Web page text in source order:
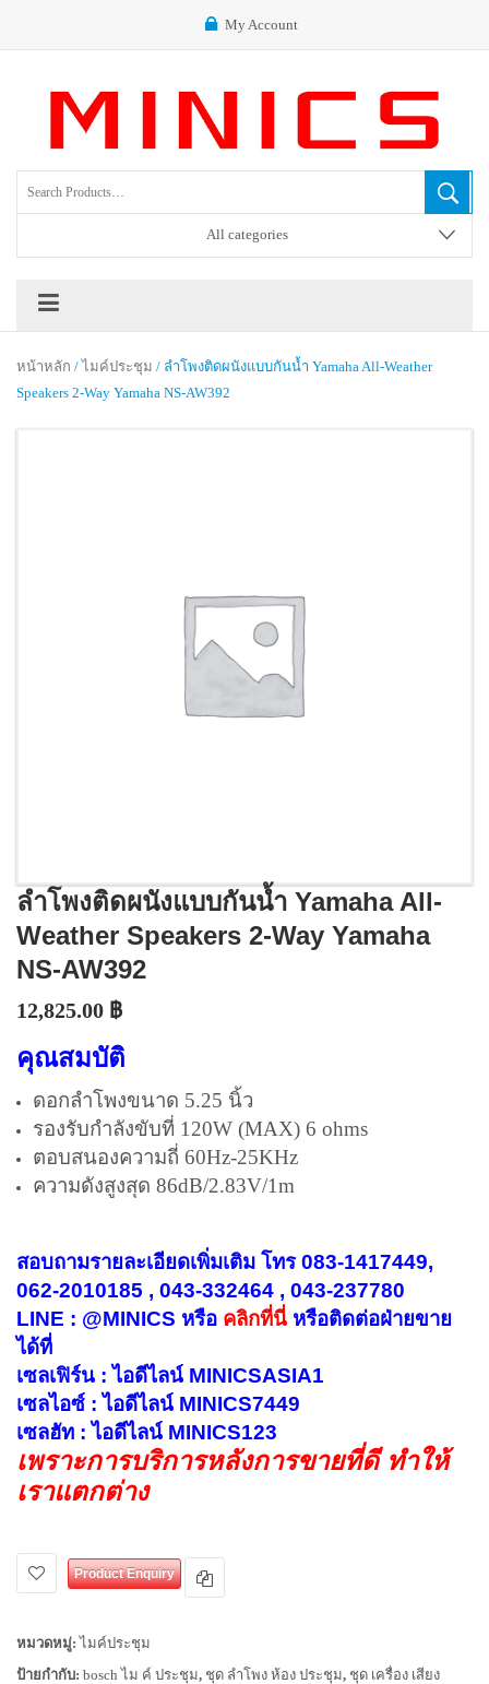
My Account
All categories
หน้าหลัก /ไมค์ประชุม / ลำโพงติดผนังแบบกันน้ำ Yamaha All-Weather
Speakers 2-Way Yamaha NS-AW392
ลำโพงติดผนังแบบกันน้ำ Yamaha All-
Weather Speakers 2-Way Yamaha
NS-AW392
12,825.00 ฿
คุณสมบัติ
ดอกลำโพงขนาด 5.25 นิ้ว
รองรับกำลังขับที่ 120W (MAX) 6 ohms
ตอบสนองความถี่ 60Hz-25KHz
ความดังสูงสุด 86dB/2.83V/1m
สอบถามรายละเอียดเพิ่มเติม โทร 083-1417449,
062-2010185 , 043-332464 , 043-237780
LINE : @MINICS หรือ คลิกที่นี่ หรือติดต่อฝ่ายขาย
ได้ที่
เซลเฟิร์น : ไอดีไลน์ MINICSASIA1
เซลไอซ์ : ไอดีไลน์ MINICS7449
เซลฮัท : ไอดีไลน์ MINICS123
เพราะการบริการหลังการขายที่ดี ทำให้
เราแตกต่าง
Product Enquiry
หมวดหมู่:ไมค์ประชุม
ป้ายกำกับ: bosch ไม ค์ ประชุม, ชุด ลำโพง ห้อง ประชุม, ชุด เครื่อง เสียง